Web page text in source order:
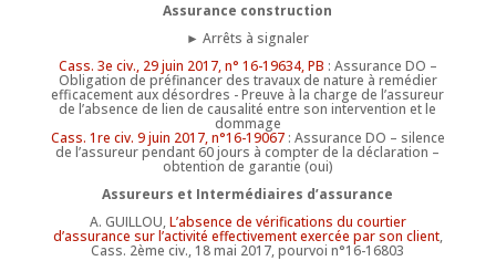
Assurance construction
► Arrêts à signaler
Cass. 3e civ., 29 juin 2017, n° 16-19634, PB : Assurance DO –
Obligation de préfinancer des travaux de nature à remédier
efficacement aux désordres - Preuve à la charge de l’assureur
de l’absence de lien de causalité entre son intervention et le
dommage
Cass. 1re civ. 9 juin 2017, n°16-19067: Assurance DO – silence
de l’assureur pendant 60 jours à compter de la déclaration –
obtention de garantie (oui)
Assureurs et Intermédiaires d’assurance
A. GUILLOU,L’absence de vérifications du courtier
d’assurance sur l’activité effectivement exercée par son client,
Cass. 2ème civ., 18 mai 2017, pourvoi n°16-16803